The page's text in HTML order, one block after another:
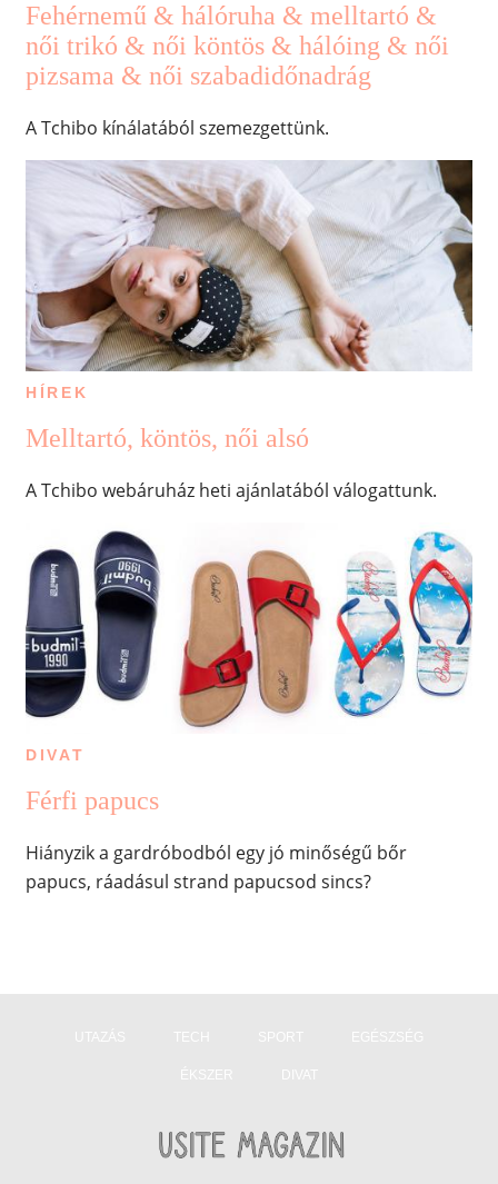
Fehérnemű & hálóruha & melltartó &
női trikó & női köntös & hálóing & női
pizsama & női szabadidőnadrág
A Tchibo kínálatából szemezgettünk.
HÍREK
Melltartó, köntös, női alsó
A Tchibo webáruház heti ajánlatából válogattunk.
DIVAT
Férfi papucs
Hiányzik a gardróbodból egy jó minőségű bőr
papucs, ráadásul strand papucsod sincs?